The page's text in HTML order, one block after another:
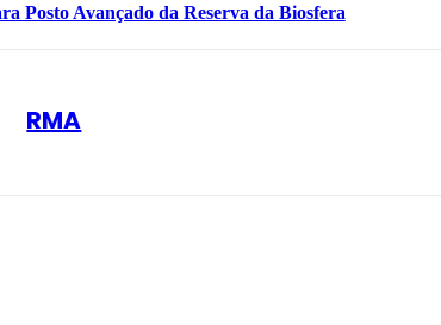
Posto Avançado da Reserva da Biosfera
RMA